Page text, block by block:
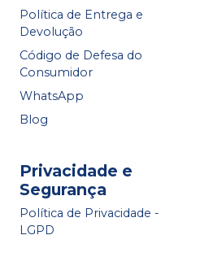
Política de Entrega e
Devolução
Código de Defesa do
Consumidor
WhatsApp
Blog
Privacidade e
Segurança
Política de Privacidade -
LGPD